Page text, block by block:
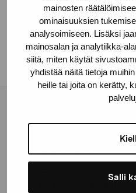
mainosten
ominaisuuksien
analysoimiseen. Lisäksi
mainosalan ja analytiikka-
siitä, miten käytät
yhdistää näitä tietoja
heille tai joita on kerätty,
Salli
Facebook
Linkedin
Gustav Wasas gata 11